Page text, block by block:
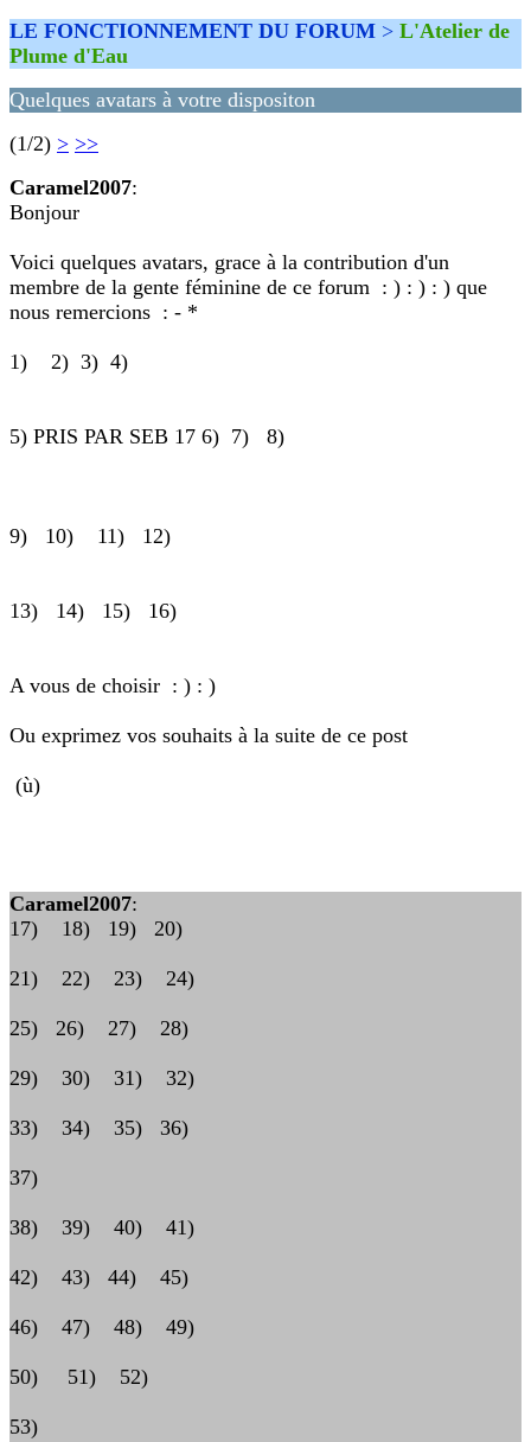
LE FONCTIONNEMENT DU FORUM > L'Atelier de
Plume d'Eau
Quelques avatars à votre dispositon
(1/2) > >>
Caramel2007:
Bonjour
Voici quelques avatars, grace à la contribution d'un
membre de la gente féminine de ce forum : ) : ) : ) que
nous remercions : - *
1) 2) 3) 4)
5) PRIS PAR SEB 17 6) 7) 8)
9) 10) 11) 12)
13) 14) 15) 16)
A vous de choisir : ) : )
Ou exprimez vos souhaits à la suite de ce post
(ù)
Caramel2007:
17) 18) 19) 20)
21) 22) 23) 24)
25) 26) 27) 28)
29) 30) 31) 32)
33) 34) 35) 36)
37)
38) 39) 40) 41)
42) 43) 44) 45)
46) 47) 48) 49)
50) 51) 52)
53)